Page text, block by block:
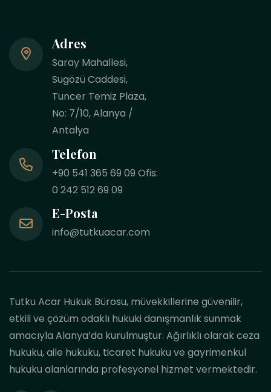
Adres
Saray Mahallesi,
Sugözü Caddesi,
Tuncer Temiz Plaza,
No: 7/10, Alanya /
Antalya
Telefon
+90 541 365 69 09 Ofis:
0 242 512 69 09
E-Posta
info@tutkuacar.com
Tutku Acar Hukuk Bürosu, müvekkillerine güvenilir,
etkili ve çözüm odaklı hukuki danışmanlık sunmak
amacıyla Alanya’da kurulmuştur. Ağırlıklı olarak ceza
hukuku, aile hukuku, ticaret hukuku ve gayrimenkul
hukuku alanlarında profesyonel hizmet vermektedir.